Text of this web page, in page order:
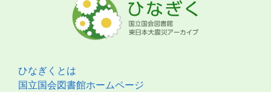
ひなぎくとは
国立国会図書館ホームページ